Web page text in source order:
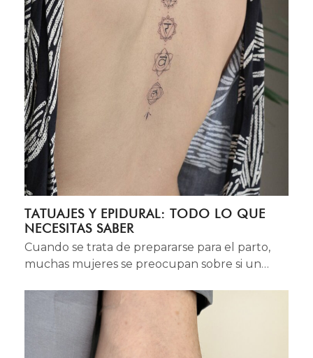
TATUAJES Y EPIDURAL: TODO LO QUE
NECESITAS SABER
Cuando se trata de prepararse para el parto,
muchas mujeres se preocupan sobre si un…